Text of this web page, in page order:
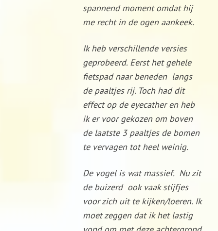
spannend moment omdat hij
me recht in de ogen aankeek.
Ik heb verschillende versies
geprobeerd. Eerst het gehele
fietspad naar beneden langs
de paaltjes rij. Toch had dit
effect op de eyecather en heb
ik er voor gekozen om boven
de laatste 3 paaltjes de bomen
te vervagen tot heel weinig.
De vogel is wat massief. Nu zit
de buizerd ook vaak stijfjes
voor zich uit te kijken/loeren. Ik
moet zeggen dat ik het lastig